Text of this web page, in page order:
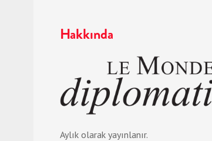
Hakkında
Aylık olarak yayınlanır.